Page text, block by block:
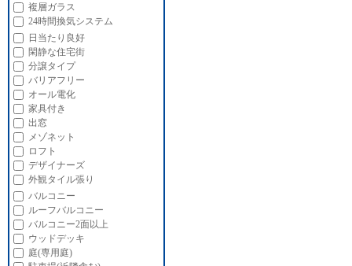
複層ガラス
24時間換気システム
日当たり良好
閑静な住宅街
分譲タイプ
バリアフリー
オール電化
家具付き
出窓
メゾネット
ロフト
デザイナーズ
外観タイル張り
バルコニー
ルーフバルコニー
バルコニー2面以上
ウッドデッキ
庭(専用庭)